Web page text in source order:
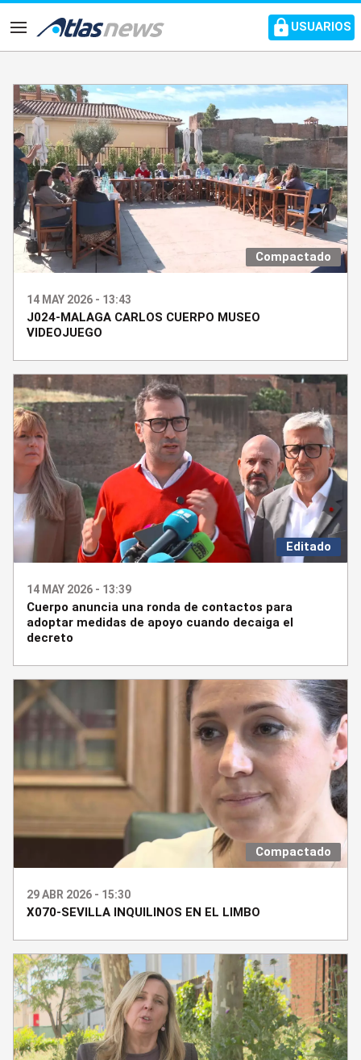
common.go-to-content
Navegación
USUARIOS
Compactado
14 MAY 2026 - 13:43
J024-MALAGA CARLOS CUERPO MUSEO
VIDEOJUEGO
Editado
14 MAY 2026 - 13:39
Cuerpo anuncia una ronda de contactos para
adoptar medidas de apoyo cuando decaiga el
decreto
Compactado
29 ABR 2026 - 15:30
X070-SEVILLA INQUILINOS EN EL LIMBO